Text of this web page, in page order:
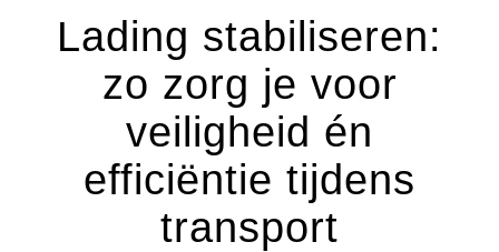
Lading stabiliseren:
zo zorg je voor
veiligheid én
efficiëntie tijdens
transport